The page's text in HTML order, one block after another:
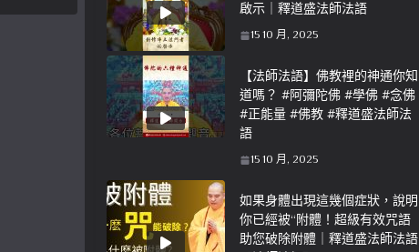
啟示｜釋道盛法師法語
15 10 月, 2025
【法師法語】佛教裡的神通你知
道嗎？ #阿彌陀佛 #學佛 #念佛
#正能量 #佛教 #釋道盛法師法
語
15 10 月, 2025
如果身體出現這幾個症狀，說明
你已經被“附體！超級有效咒語
助您破除附體｜釋道盛法師法語